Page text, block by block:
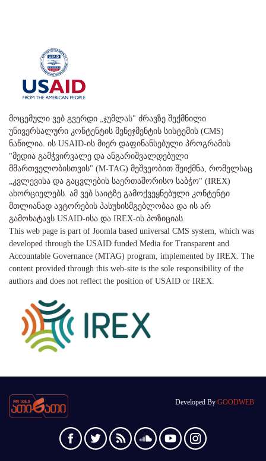
მოცემული ვებ გვერდი „ჯუმლას" ძრავზე შექმნილი
უნივერსალური კონტენტის მენეჯმენტის სისტემის (CMS)
ნაწილია. ის USAID-ის მიერ დაფინანსებული პროგრამის
"მედია გამჭვირვალე და ანგარიშვალდებული
მმართველობისთვის" (M-TAG) მეშვეობით შეიქმნა, რომელსაც
„კვლევისა და გაცვლების საერთაშორისო საბჭო" (IREX)
ახორციელებს. ამ ვებ საიტზე გამოქვეყნებული კონტენტი
მთლიანად ავტორების პასუხისმგებლობაა და ის არ
გამოხატავს USAID-ისა და IREX-ის პოზიციას.
This web page is part of Joomla based universal CMS system, which was
developed through the USAID funded Media for Transparent and
Accountable Governance (MTAG) program, implemented by IREX. The
content provided through this web-site is the sole responsibility of the
authors and does not reflect the position of USAID or IREX.
Developed By GOODWEB